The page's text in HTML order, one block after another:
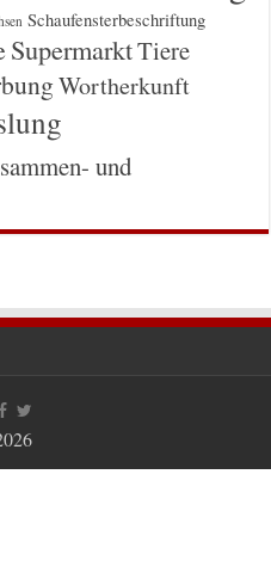
Schaufensterbeschriftung
SupermarktTiere
Wortherkunft
und